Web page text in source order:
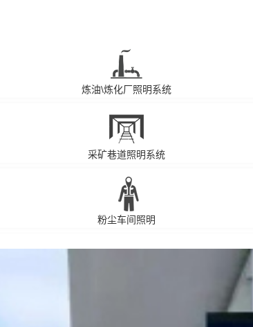
炼油\炼化厂照明系统
采矿巷道照明系统
粉尘车间照明